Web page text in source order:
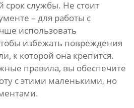
срок службы. Не стоит
– для работы с
использовать
избежать повреждения
к которой она крепится.
правила, вы обеспечите
с этими маленькими, но